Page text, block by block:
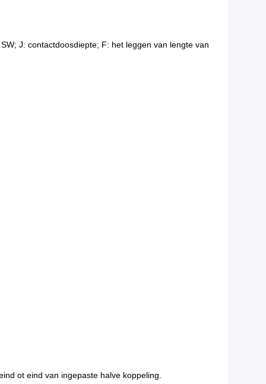
J: contactdoosdiepte; F: het leggen van lengte van
ot eind van ingepaste halve koppeling.